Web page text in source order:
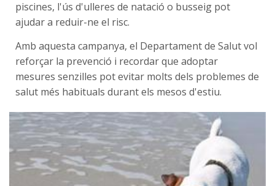
piscines, l'ús d'ulleres de natació o busseig pot
ajudar a reduir-ne el risc.
Amb aquesta campanya, el Departament de Salut vol
reforçar la prevenció i recordar que adoptar
mesures senzilles pot evitar molts dels problemes de
salut més habituals durant els mesos d'estiu.